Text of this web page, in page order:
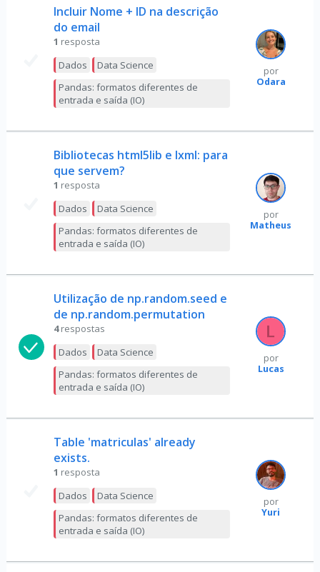
Incluir Nome + ID na descrição
do email
1 resposta
Dados
Data Science
Pandas: formatos diferentes de
entrada e saída (IO)
por
Odara
Bibliotecas html5lib e lxml: para
que servem?
1 resposta
Dados
Data Science
Pandas: formatos diferentes de
entrada e saída (IO)
por
Matheus
Utilização de np.random.seed e
de np.random.permutation
4 respostas
Dados
Data Science
Pandas: formatos diferentes de
entrada e saída (IO)
por
Lucas
Table 'matriculas' already
exists.
1 resposta
Dados
Data Science
Pandas: formatos diferentes de
entrada e saída (IO)
por
Yuri